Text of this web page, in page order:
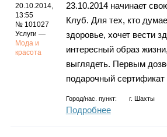
20.10.2014,
13:55
№ 101027
Услуги —
Мода и
красота
23.10.2014 начинает
Клуб. Для тех, кто
здоровье, хочет вести
интересный образ
выглядеть. Первым
подарочный
Город/нас. пункт: г. Шахты
Подробнее